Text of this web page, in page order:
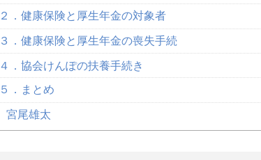
２．健康保険と厚生年金の対象者
３．健康保険と厚生年金の喪失手続
４．協会けんぽの扶養手続き
５．まとめ
宮尾雄太